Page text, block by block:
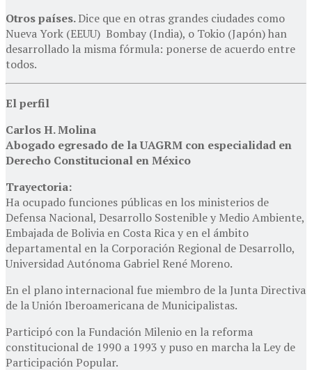
Otros países.Dice que en otras grandes ciudades como
Nueva York (EEUU) Bombay (India), o Tokio (Japón) han
desarrollado la misma fórmula: ponerse de acuerdo entre
todos.
El perfil
Carlos H. Molina
Abogado egresado de la UAGRM con especialidad en
Derecho Constitucional en México
Trayectoria:
Ha ocupado funciones públicas en los ministerios de
Defensa Nacional, Desarrollo Sostenible y Medio Ambiente,
Embajada de Bolivia en Costa Rica y en el ámbito
departamental en la Corporación Regional de Desarrollo,
Universidad Autónoma Gabriel René Moreno.
En el plano internacional fue miembro de la Junta Directiva
de la Unión Iberoamericana de Municipalistas.
Participó con la Fundación Milenio en la reforma
constitucional de 1990 a 1993 y puso en marcha la Ley de
Participación Popular.